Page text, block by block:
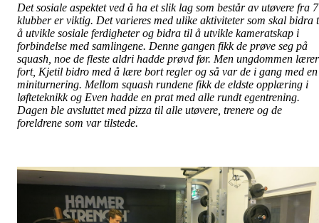
Det sosiale aspektet ved å ha et slik lag som består av utøvere fra 7
klubber er viktig. Det varieres med ulike aktiviteter som skal bidra
å utvikle sosiale ferdigheter og bidra til å utvikle kameratskap i
forbindelse med samlingene. Denne gangen fikk de prøve seg på
squash, noe de fleste aldri hadde prøvd før. Men ungdommen lærer
fort, Kjetil bidro med å lære bort regler og så var de i gang med en
miniturnering. Mellom squash rundene fikk de eldste opplæring i
løfteteknikk og Even hadde en prat med alle rundt egentrening.
Dagen ble avsluttet med pizza til alle utøvere, trenere og de
foreldrene som var tilstede.